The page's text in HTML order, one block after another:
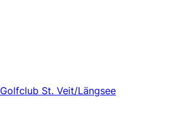
Golfclub St. Veit/Längsee